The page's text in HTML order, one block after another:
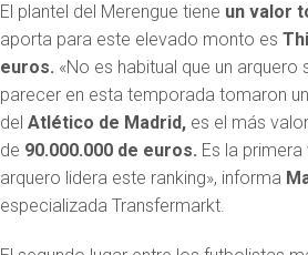
El plantel del Merengue tiene un valor
aporta para este elevado monto es
euros. «No es habitual que un
parecer en esta temporada tomaron
delAtlético de Madrid, es el más
de 90.000.000 de euros. Es la
arquero lidera este ranking», informa
especializada Transfermarkt.